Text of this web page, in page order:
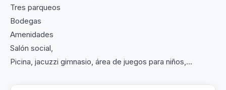
Tres parqueos
Bodegas
Amenidades
Salón social,
Picina, jacuzzi gimnasio, área de juegos para niños,...